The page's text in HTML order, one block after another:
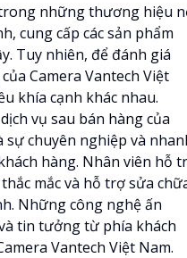
những thương hiệu
cung cấp các sản phẩm
Tuy nhiên, để đánh giá
Camera Vantech Việt
khía cạnh khác nhau.
vụ sau bán hàng của
sự chuyên nghiệp và
hàng. Nhân viên hỗ
mắc và hỗ trợ sửa
Những công nghệ ấn
tin tưởng từ phía khách
Vantech Việt Nam.